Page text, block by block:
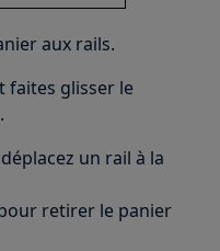
aux rails.
faites glisser le
un rail à la
retirer le panier